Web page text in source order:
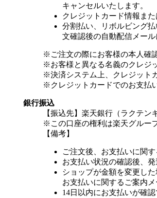
キャンセルいたします。
クレジットカード情報ま
分割払い、リボルビング
文確認後の自動配信メール
※ご注文の際にお客様の本人確
※お客様と異なる名義のクレジ
※決済システム上、クレジット
※クレジットカードでのお支払
銀行振込
【振込先】楽天銀行（ラクテ
※この口座の権利は楽天グルー
【備考】
ご注文後、お支払いに関
お支払い状況の確認後、
ショップが金額を変更し
お支払いに関するご案内
14日以内にお支払いが確